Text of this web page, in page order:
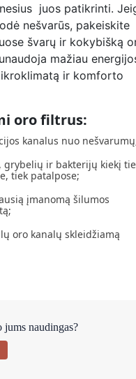
juos patikrinti.
nešvarūs, pakeiskite
švarų ir kokybišką
mažiau
ir komforto
oro filtrus:
kanalus nuo
grybelių ir bakterijų kiekį
tiek patalpose;
įmanomą šilumos
oro kanalų skleidžiamą
jums naudingas?